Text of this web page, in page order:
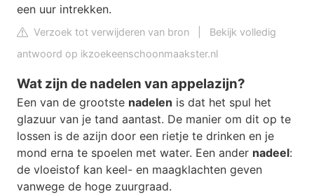
een uur intrekken.
Verzoek tot verwijderen van bron
Bekijk volledig
antwoord op ikzoekeenschoonmaakster.nl
Wat zijn de nadelen van appelazijn?
Een van de grootste nadelen is dat het spul het
glazuur van je tand aantast. De manier om dit op te
lossen is de azijn door een rietje te drinken en je
mond erna te spoelen met water. Een ander nadeel:
de vloeistof kan keel- en maagklachten geven
vanwege de hoge zuurgraad.